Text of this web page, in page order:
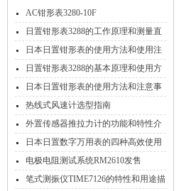
AC钳形表3280-10F
日置钳形表3288的工作原理和测量直
流电流操作
日本日置钳形表的使用方法和使用注
意事项
日置钳形表3288的基本原理和使用方
法
日本日置钳形表的使用方法和注意事
项
热线式风速计选型指南
外置传感器推拉力计的功能和特性介
绍
日本日置数字万用表的四种高效使用
方法
电极电阻测试系统RM2610发售
笔式测振仪TIME7126的特性和用途描